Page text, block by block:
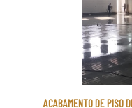
gradual com
aplicação de
polida. Lapidação de Piso: Assim como o
polimento, é um
resistência e
da densidade do
ACABAMENTO DE PISO